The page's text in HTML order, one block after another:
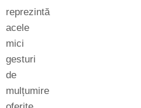
reprezintă
acele
mici
gesturi
de
mulțumire